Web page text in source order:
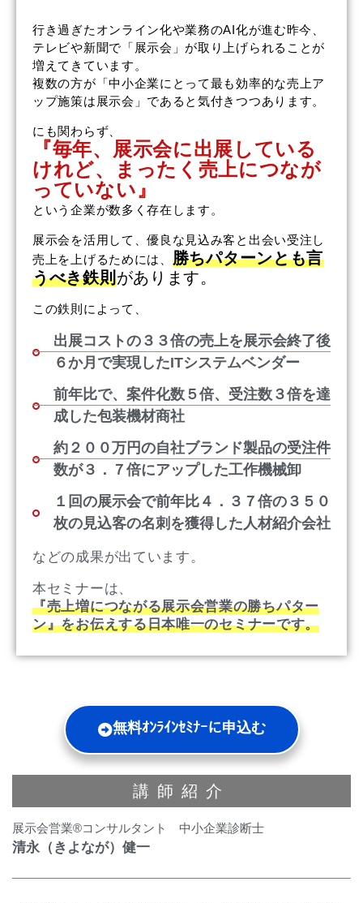
行き過ぎたオンライン化や業務のAI化が進む昨今、
テレビや新聞で「展示会」が取り上げられることが
増えてきています。
複数の方が「中小企業にとって最も効率的な売上ア
ップ施策は展示会」であると気付きつつあります。
にも関わらず、
『毎年、展示会に出展している
けれど、まったく売上につなが
っていない』
という企業が数多く存在します。
展示会を活用して、優良な見込み客と出会い受注し
売上を上げるためには、 勝ちパターンとも言
うべき鉄則があります。
この鉄則によって、
出展コストの３３倍の売上を展示会終了後
６か月で実現したITシステムベンダー
前年比で、案件化数５倍、受注数３倍を達
成した包装機材商社
約２００万円の自社ブランド製品の受注件
数が３．７倍にアップした工作機械卸
１回の展示会で前年比４．３７倍の３５０
枚の見込客の名刺を獲得した人材紹介会社
などの成果が出ています。
本セミナーは、
『売上増につながる展示会営業の勝ちパター
ン』をお伝えする日本唯一のセミナーです。
無料ｵﾝﾗｲﾝｾﾐﾅｰに申込む
講師紹介
展示会営業®コンサルタント 中小企業診断士
清永（きよなが）健一